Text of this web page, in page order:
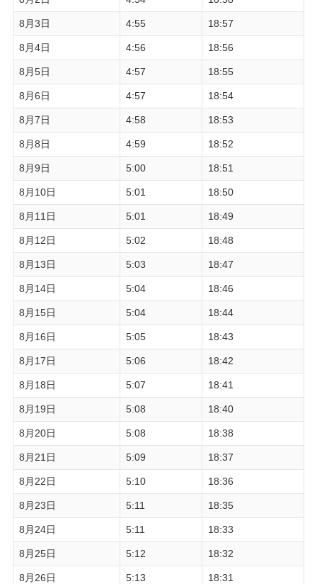
8月3日 4:55 18:57
8月4日 4:56 18:56
8月5日 4:57 18:55
8月6日 4:57 18:54
8月7日 4:58 18:53
8月8日 4:59 18:52
8月9日 5:00 18:51
8月10日 5:01 18:50
8月11日 5:01 18:49
8月12日 5:02 18:48
8月13日 5:03 18:47
8月14日 5:04 18:46
8月15日 5:04 18:44
8月16日 5:05 18:43
8月17日 5:06 18:42
8月18日 5:07 18:41
8月19日 5:08 18:40
8月20日 5:08 18:38
8月21日 5:09 18:37
8月22日 5:10 18:36
8月23日 5:11 18:35
8月24日 5:11 18:33
8月25日 5:12 18:32
8月26日 5:13 18:31